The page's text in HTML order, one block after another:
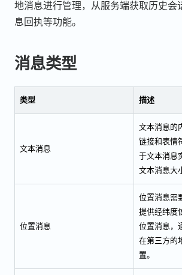
地消息进行管理，从服务端获取历史会
息回执等功能。
消息类型
类型 描述
文本消息
文本消息的
链接和表情
于文本消息
文本消息大
位置消息
位置消息需
提供经纬度
位置消息，
在第三方的
置。